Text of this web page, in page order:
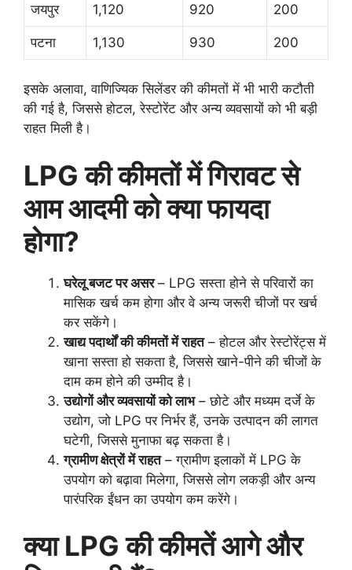
जयपुर 1,120 920 200
पटना 1,130 930 200
इसके अलावा, वाणिज्यिक सिलेंडर की कीमतों में भी भारी कटौती
की गई है, जिससे होटल, रेस्टोरेंट और अन्य व्यवसायों को भी बड़ी
राहत मिली है।
LPG की कीमतों में गिरावट से
आम आदमी को क्या फायदा
होगा?
घरेलू बजट पर असर– LPG सस्ता होने से परिवारों का
मासिक खर्च कम होगा और वे अन्य जरूरी चीजों पर खर्च
कर सकेंगे।
खाद्य पदार्थों की कीमतों में राहत– होटल और रेस्टोरेंट्स में
खाना सस्ता हो सकता है, जिससे खाने-पीने की चीजों के
दाम कम होने की उम्मीद है।
उद्योगों और व्यवसायों को लाभ– छोटे और मध्यम दर्जे के
उद्योग, जो LPG पर निर्भर हैं, उनके उत्पादन की लागत
घटेगी, जिससे मुनाफा बढ़ सकता है।
ग्रामीण क्षेत्रों में राहत– ग्रामीण इलाकों में LPG के
उपयोग को बढ़ावा मिलेगा, जिससे लोग लकड़ी और अन्य
पारंपरिक ईंधन का उपयोग कम करेंगे।
क्या LPG की कीमतें आगे और